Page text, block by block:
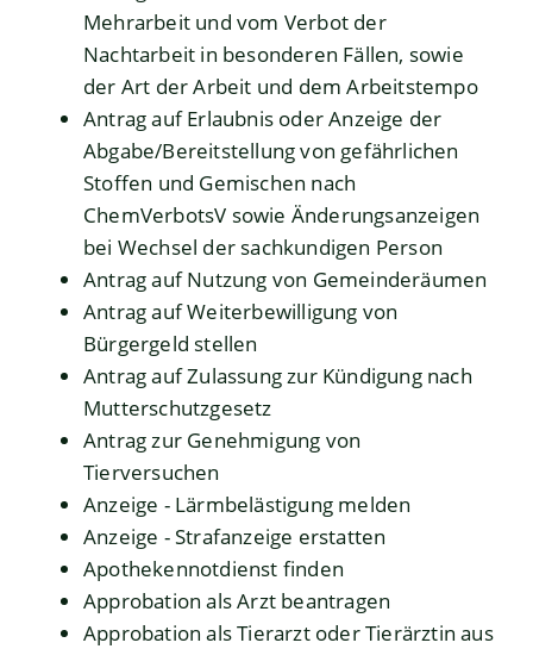
Mehrarbeit und vom Verbot der
Nachtarbeit in besonderen Fällen, sowie
der Art der Arbeit und dem Arbeitstempo
Antrag auf Erlaubnis oder Anzeige der
Abgabe/Bereitstellung von gefährlichen
Stoffen und Gemischen nach
ChemVerbotsV sowie Änderungsanzeigen
bei Wechsel der sachkundigen Person
Antrag auf Nutzung von Gemeinderäumen
Antrag auf Weiterbewilligung von
Bürgergeld stellen
Antrag auf Zulassung zur Kündigung nach
Mutterschutzgesetz
Antrag zur Genehmigung von
Tierversuchen
Anzeige - Lärmbelästigung melden
Anzeige - Strafanzeige erstatten
Apothekennotdienst finden
Approbation als Arzt beantragen
Approbation als Tierarzt oder Tierärztin aus